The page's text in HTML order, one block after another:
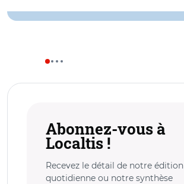
Abonnez-vous à
Localtis !
Recevez le détail de notre édition
quotidienne ou notre synthèse